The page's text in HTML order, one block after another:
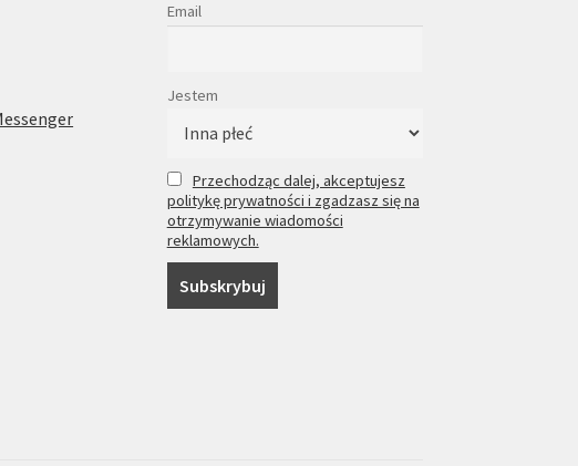
Email
Jestem
Przechodząc dalej, akceptujesz
politykę prywatności i zgadzasz się na
otrzymywanie wiadomości
reklamowych.